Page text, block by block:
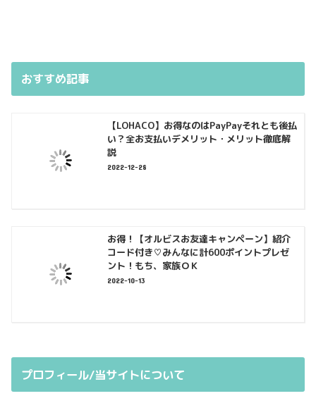
おすすめ記事
【LOHACO】お得なのはPayPayそれとも後払
い？全お支払いデメリット・メリット徹底解
説
2022-12-28
お得！【オルビスお友達キャンペーン】紹介
コード付き♡みんなに計600ポイントプレゼ
ント！もち、家族ＯＫ
2022-10-13
プロフィール/当サイトについて